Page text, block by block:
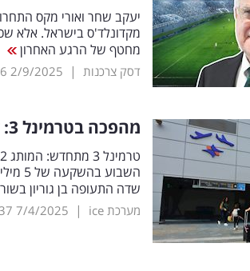
יעקב שחר ואורי מקס
מקדונלד'ס בישראל. אלא
מחטף של הרגע האחרון
דסק צרכנות |
2/9/2025
מהפכה בטרמינל 3: זו ההפתעה שמחכה לנוסעים בנתב''ג
שדה התעופה בן גוריון
מערכת ice |
7/4/2025